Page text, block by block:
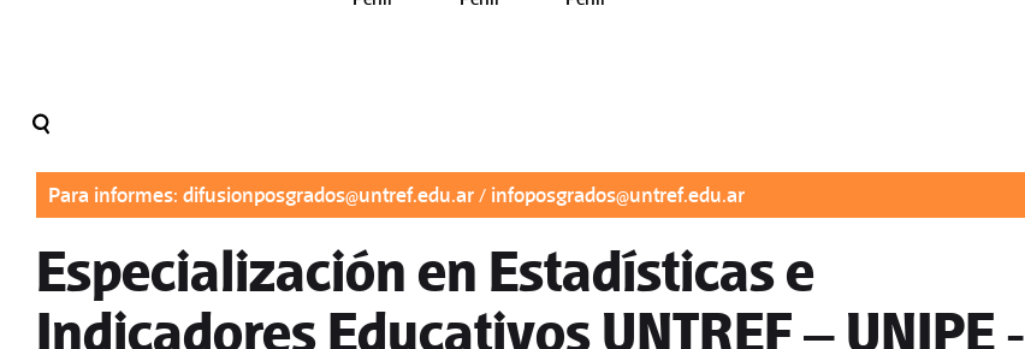
Para informes: difusionposgrados@untref.edu.ar / infoposgrados@untref.edu.ar
Especialización en Estadísticas e
Indicadores Educativos UNTREF – UNIPE -